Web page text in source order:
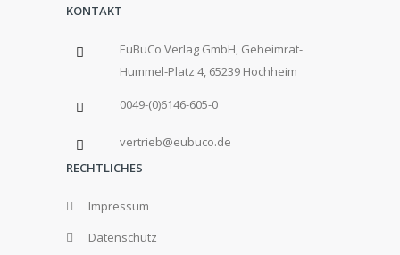
KONTAKT
EuBuCo Verlag GmbH, Geheimrat-
Hummel-Platz 4, 65239 Hochheim
0049-(0)6146-605-0
vertrieb@eubuco.de
RECHTLICHES
Impressum
Datenschutz